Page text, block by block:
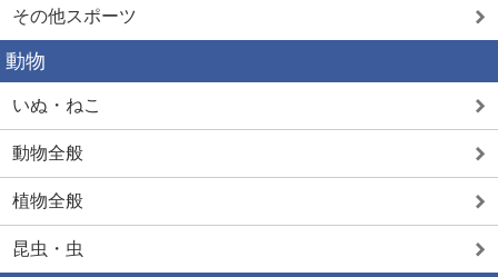
その他スポーツ
動物
いぬ・ねこ
動物全般
植物全般
昆虫・虫